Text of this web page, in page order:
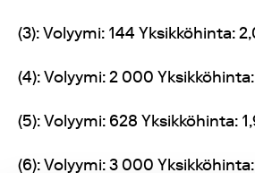
(3): Volyymi: 144 Yksikköhinta:
(4): Volyymi: 2 000
(5): Volyymi: 628 Yksikköhinta:
(6): Volyymi: 3 000 Yksikköhinta: